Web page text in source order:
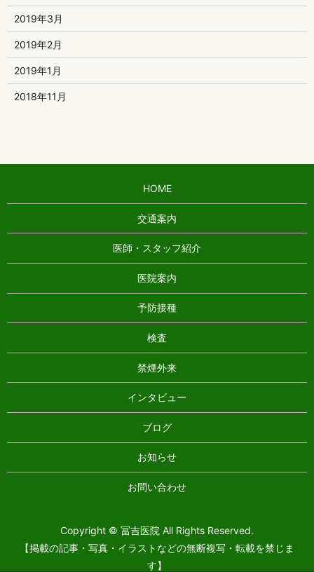
2019年3月
2019年2月
2019年1月
2018年11月
HOME
交通案内
医師・スタッフ紹介
医院案内
予防接種
検査
禁煙外来
インタビュー
ブログ
お知らせ
お問い合わせ
Copyright © 冨吉医院 All Rights Reserved.
【掲載の記事・写真・イラストなどの無断複写・転載を禁じま
す】